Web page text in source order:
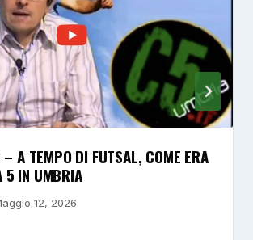
A TEMPO DI FUTSAL, COME ERA
5 IN UMBRIA
12, 2026